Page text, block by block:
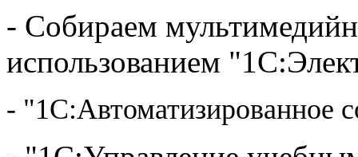
- Собираем
использованием
- "1С:Автоматизированное